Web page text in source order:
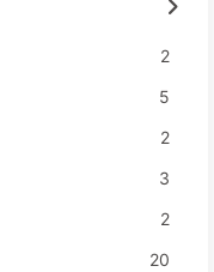
2
5
2
3
2
20